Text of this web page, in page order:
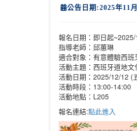
公告日期:2025年11
報名日期：即日起
指導老師：邱蕙琳
適合對象：有意體驗西班
活動主題：西班牙道地文
活動日期：2025/12/12 (
活動時段：13:00-14:00
活動地點：L205
報名連結:點此進入